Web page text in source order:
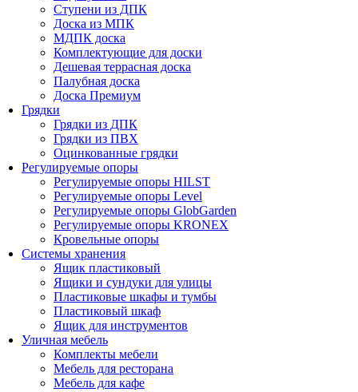
Ступени из ДПК
Доска из МПК
МДПК доска
Комплектующие для доски
Дешевая террасная доска
Палубная доска
Доска Премиум
Грядки
Грядки из ДПК
Грядки из ПВХ
Оцинкованные грядки
Регулируемые опоры
Регулируемые опоры HILST
Регулируемые опоры Level
Регулируемые опоры GlobGarden
Регулируемые опоры KRONEX
Кровельные опоры
Системы хранения
Ящик пластиковый
Ящики и сундуки для улицы
Пластиковые шкафы и тумбы
Пластиковый шкаф
Ящик для инструментов
Уличная мебель
Комплекты мебели
Мебель для ресторана
Мебель для кафе